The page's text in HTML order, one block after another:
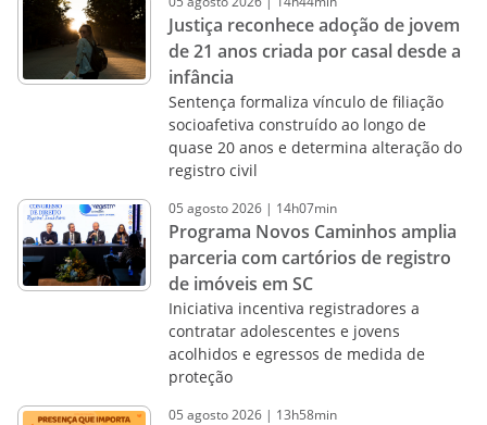
Justiça reconhece adoção de jovem
de 21 anos criada por casal desde a
infância
Sentença formaliza vínculo de filiação
socioafetiva construído ao longo de
quase 20 anos e determina alteração do
registro civil
05 agosto2026 | 14h07min
Programa Novos Caminhos amplia
parceria com cartórios de registro
de imóveis em SC
Iniciativa incentiva registradores a
contratar adolescentes e jovens
acolhidos e egressos de medida de
proteção
05 agosto2026 | 13h58min